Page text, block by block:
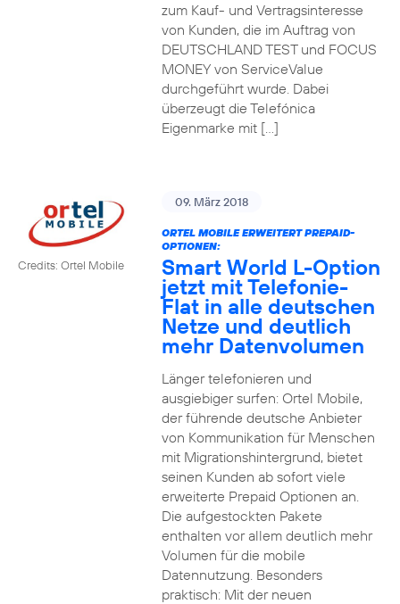
zum Kauf- und Vertragsinteresse
von Kunden, die im Auftrag von
DEUTSCHLAND TEST und FOCUS
MONEY von ServiceValue
durchgeführt wurde. Dabei
überzeugt die Telefónica
Eigenmarke mit […]
Credits: Ortel Mobile
09. März 2018
ORTEL MOBILE ERWEITERT PREPAID-
OPTIONEN:
Smart World L-Option
jetzt mit Telefonie-
Flat in alle deutschen
Netze und deutlich
mehr Datenvolumen
Länger telefonieren und
ausgiebiger surfen: Ortel Mobile,
der führende deutsche Anbieter
von Kommunikation für Menschen
mit Migrationshintergrund, bietet
seinen Kunden ab sofort viele
erweiterte Prepaid Optionen an.
Die aufgestockten Pakete
enthalten vor allem deutlich mehr
Volumen für die mobile
Datennutzung. Besonders
praktisch: Mit der neuen